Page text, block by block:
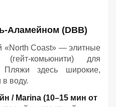
Аламейном (DBB)
«North Coast» — элитные
комьюнити) для
Пляжи здесь широкие,
воду.
/ Marina (10–15 мин от